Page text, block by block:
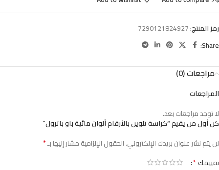
رمز المنتج:7290121824927
Share:
مراجعات (0)
المراجعات
لا توجد مراجعات بعد.
كن أول من يقيم “كراسة تلوين بالأرقام ألوان مائية باو باترول”
لن يتم نشر عنوان بريدك الإلكتروني.الحقول الإلزامية مشار إليها بـ*
تقييمك*